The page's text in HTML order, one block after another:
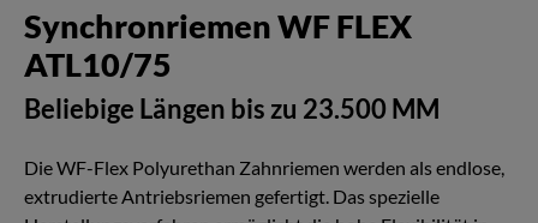
Synchronriemen WF FLEX
ATL10/75
Beliebige Längen bis zu 23.500 MM
Die WF-Flex Polyurethan Zahnriemen werden als endlose,
extrudierte Antriebsriemen gefertigt. Das spezielle